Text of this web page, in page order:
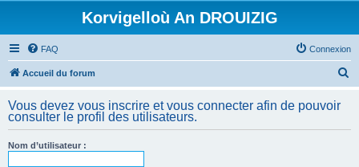
Korvigelloù An DROUIZIG
FAQ Connexion
Accueil du forum
h
Vous devez vous inscrire et vous connecter afin de pouvoir
consulter le profil des utilisateurs.
Nom d’utilisateur :